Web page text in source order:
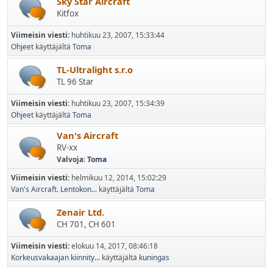
Kitfox
Viimeisin viesti: huhtikuu 23, 2007, 15:33:44
Ohjeet käyttäjältä Toma
TL-Ultralight s.r.o
TL 96 Star
Viimeisin viesti: huhtikuu 23, 2007, 15:34:39
Ohjeet käyttäjältä Toma
Van's Aircraft
RV-xx
Valvoja:Toma
Viimeisin viesti: helmikuu 12, 2014, 15:02:29
Van's Aircraft. Lentokon... käyttäjältä Toma
Zenair Ltd.
CH 701, CH 601
Viimeisin viesti:elokuu 14, 2017, 08:46:18
Korkeusvakaajan kiinnity... käyttäjältä kuningas